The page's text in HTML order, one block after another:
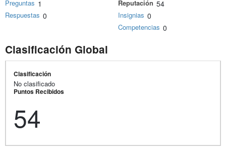
Preguntas 1
Respuestas 0
Reputación 54
Insignias 0
Competencias 0
Clasificación Global
Clasificación
No clasificado
Puntos Recibidos
54